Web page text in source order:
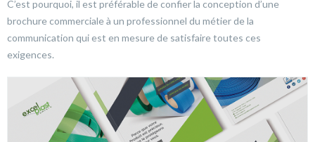
C’est pourquoi, il est préférable de confier la conception d’une
brochure commerciale à un professionnel du métier de la
communication qui est en mesure de satisfaire toutes ces
exigences.